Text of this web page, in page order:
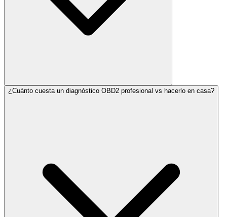
¿Cuánto cuesta un diagnóstico OBD2 profesional vs hacerlo en casa?